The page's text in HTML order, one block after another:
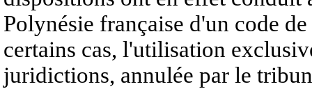
Polynésie française d'un code
certains cas, l'utilisation
juridictions, annulée par le